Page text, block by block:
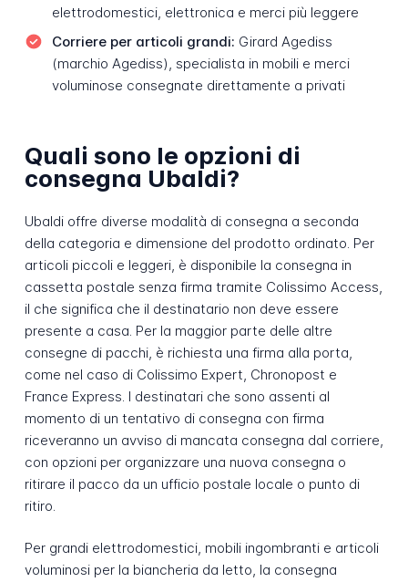
elettrodomestici, elettronica e merci più leggere
Corriere per articoli grandi: Girard Agediss
(marchio Agediss), specialista in mobili e merci
voluminose consegnate direttamente a privati
Quali sono le opzioni di
consegna Ubaldi?
Ubaldi offre diverse modalità di consegna a seconda
della categoria e dimensione del prodotto ordinato. Per
articoli piccoli e leggeri, è disponibile la consegna in
cassetta postale senza firma tramite Colissimo Access,
il che significa che il destinatario non deve essere
presente a casa. Per la maggior parte delle altre
consegne di pacchi, è richiesta una firma alla porta,
come nel caso di Colissimo Expert, Chronopost e
France Express. I destinatari che sono assenti al
momento di un tentativo di consegna con firma
riceveranno un avviso di mancata consegna dal corriere,
con opzioni per organizzare una nuova consegna o
ritirare il pacco da un ufficio postale locale o punto di
ritiro.
Per grandi elettrodomestici, mobili ingombranti e articoli
voluminosi per la biancheria da letto, la consegna